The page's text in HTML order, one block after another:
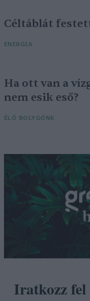
Céltáblát
ENERGIA
Ha ott van a
nem esik eső?
ÉLŐ BOLYGÓNK
Iratkozz